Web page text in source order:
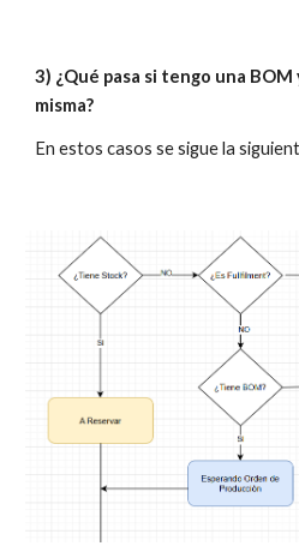
3) ¿Qué pasa si tengo una
misma?
En estos casos se sigue la